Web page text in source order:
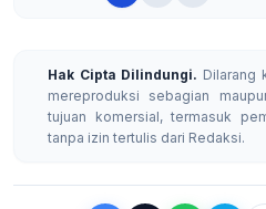
Hak Cipta Dilindungi. Dilarang
mereproduksi sebagian
tujuan komersial, termasuk
tanpa izin tertulis dari Redaksi.